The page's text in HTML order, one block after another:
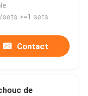
sets >=1 sets
Contact
de